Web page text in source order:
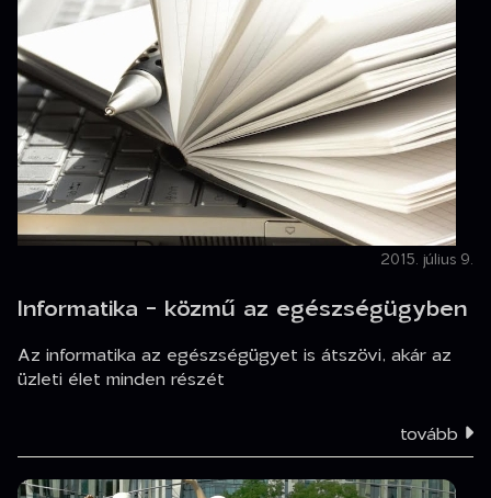
2015. július 9.
Informatika - közmű az egészségügyben
Az informatika az egészségügyet is átszövi, akár az
üzleti élet minden részét
tovább